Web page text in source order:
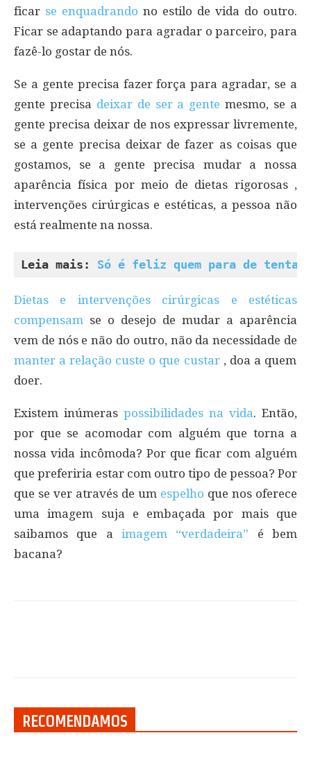
ficar se enquadrando no estilo de vida do outro.
Ficar se adaptando para agradar o parceiro, para
fazê-lo gostar de nós.
Se a gente precisa fazer força para agradar, se a
gente precisa deixar de ser a gentemesmo, se a
gente precisa deixar de nos expressar livremente,
se a gente precisa deixar de fazer as coisas que
gostamos, se a gente precisa mudar a nossa
aparência física por meio de dietas rigorosas ,
intervenções cirúrgicas e estéticas, a pessoa não
está realmente na nossa.
Leia mais: Só é feliz quem para de
Dietas e intervenções cirúrgicas e estéticas
compensam se o desejo de mudar a aparência
vem de nós e não do outro, não da necessidade de
manter a relação custe o que custar, doa a quem
doer.
Existem inúmeras possibilidades na vida. Então,
por que se acomodar com alguém que torna a
nossa vida incômoda? Por que ficar com alguém
que preferiria estar com outro tipo de pessoa? Por
que se ver através de um espelho que nos oferece
uma imagem suja e embaçada por mais que
saibamos que a imagem “verdadeira” é bem
bacana?
RECOMENDAMOS